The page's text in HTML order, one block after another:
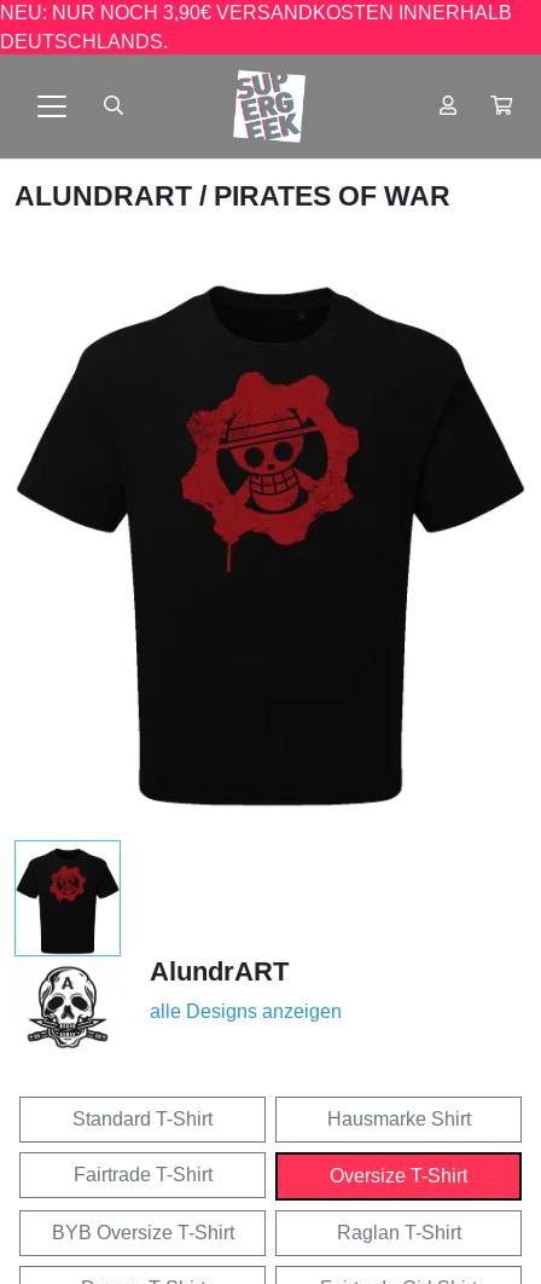
NEU: NUR NOCH 3,90€ VERSANDKOSTEN INNERHALB
DEUTSCHLANDS.
ALUNDRART / PIRATES OF WAR
AlundrART
alle Designs anzeigen
Standard T-Shirt Hausmarke Shirt
Fairtrade T-Shirt Oversize T-Shirt
BYB Oversize T-Shirt Raglan T-Shirt